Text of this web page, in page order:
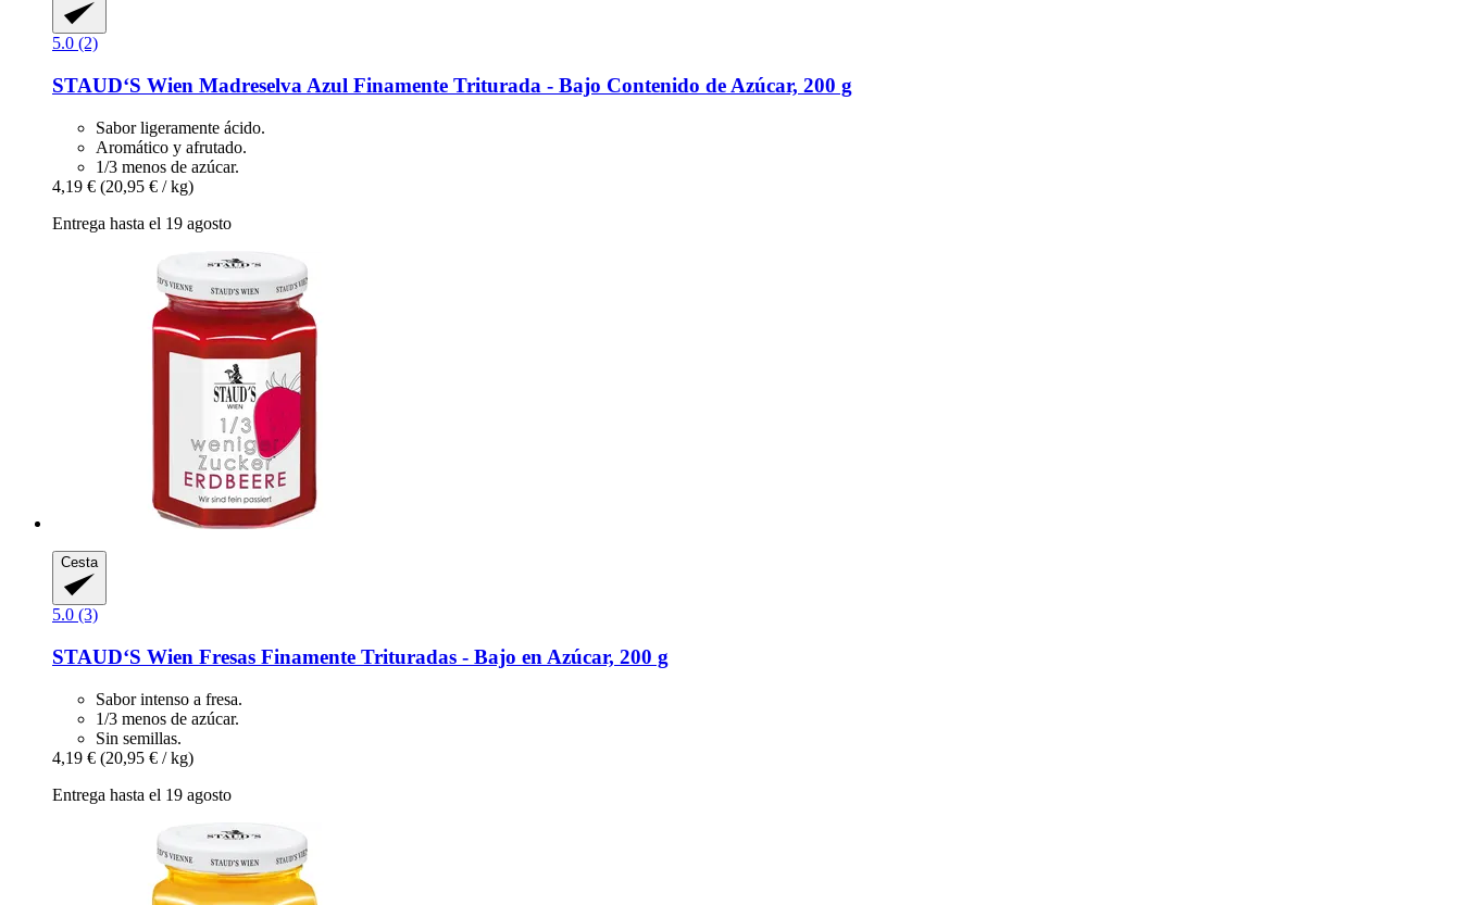
5.0 (2)
STAUD‘S Wien Madreselva Azul Finamente Triturada -​ Bajo Contenido de Azúcar, 200 g
Sabor ligeramente ácido.
Aromático y afrutado.
1/3 menos de azúcar.
4,19 € (20,95 € / kg)
Entrega hasta el 19 agosto
Cesta
5.0 (3)
STAUD‘S Wien Fresas Finamente Trituradas -​ Bajo en Azúcar, 200 g
Sabor intenso a fresa.
1/3 menos de azúcar.
Sin semillas.
4,19 € (20,95 € / kg)
Entrega hasta el 19 agosto